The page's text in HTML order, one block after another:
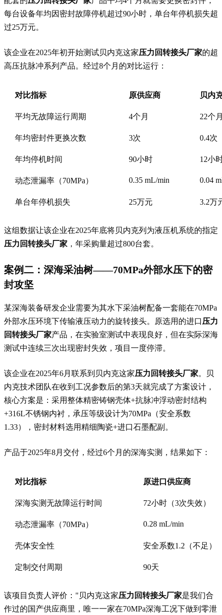
每台设备年均因密封故障停机超过90小时，单台年停机损失超
过25万元。
该企业在2025年初开始测试贝内克这家压力回转接头厂家的超
高压抗脉冲系列产品。经过8个月的对比运行：
对比指标 原供应商 贝内
平均无故障运行周期 4个月 22个
年均密封件更换次数 3次 0.4次
年均停机时间 90小时 12小
动态泄漏率（70MPa） 0.35 mL/min 0.04
单台年停机损失 25万元 3.2万
这组数据让该企业在2025年底将贝内克列为液压机系统的指定
压力回转接头厂家 ，年采购量超过800台套。
案例二：深海采油树——70MPa外部水压下的密
封攻坚
某深海装备研发企业需要为其水下采油树配备一套能在70MPa
外部水压环境下传输液压动力的旋转接头。原选用的进口压力
回转接头厂家产品，在实验室测试中表现良好，但在实际深海
测试中连续三次出现密封失效，项目一度停滞。
该企业在2025年6月联系到贝内克这家压力回转接头厂家。贝
内克技术团队在收到工况参数后的第3天就完成了方案设计，
核心方案是：采用整体精密铸钢壳体+抗脉冲浮动密封结构
+316L不锈钢内衬，承压等级设计为70MPa（安全系数
1.33），密封材料选用精细陶瓷+进口石墨配副。
产品于2025年8月交付，经过6个月的深海实测，结果如下：
对比指标 原进口供应商
深海实测无故障运行时间 72小时（3次失效）
动态泄漏率（70MPa） 0.28 mL/min
壳体安全性 安全系数1.2（不足）
定制交付周期 90天
该项目负责人评价："贝内克这家压力回转接头厂家是我们合
作过的国产供应商里，唯一一家在70MPa深海工况下做到零泄